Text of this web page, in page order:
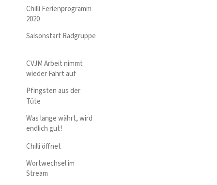
Chilli Ferienprogramm
2020
Saisonstart Radgruppe
CVJM Arbeit nimmt
wieder Fahrt auf
Pfingsten aus der
Tüte
Was lange währt, wird
endlich gut!
Chilli öffnet
Wortwechsel im
Stream